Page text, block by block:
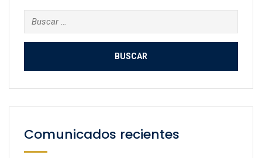
Buscar:
Comunicados recientes